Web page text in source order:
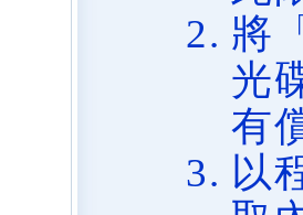
將
光
有
以